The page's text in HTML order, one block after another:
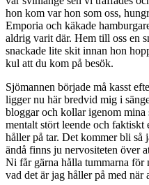
hon kom var hon som oss,
Emporia och käkade
aldrig varit där. Hem till oss en
snackade lite skit innan hon
kul att du kom på besök.
Sjömannen började må kasst
ligger nu här bredvid mig i
bloggar och kollar igenom mina
mentalt stört leende och faktiskt
håller på tar. Det kommer bli så
ändå finns ju nervositeten över
Ni får gärna hålla tummarna
vad det är jag håller på med